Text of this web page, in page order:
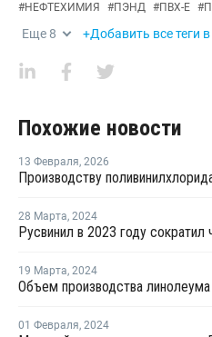
#НЕФТЕХИМИЯ #ПЭНД #ПВХ-Е #
Еще 8 +Добавить все теги
Похожие новости
13 Февраля, 2026
28 Марта, 2024
Русвинил в 2023 году
19 Марта, 2024
01 Февраля, 2024